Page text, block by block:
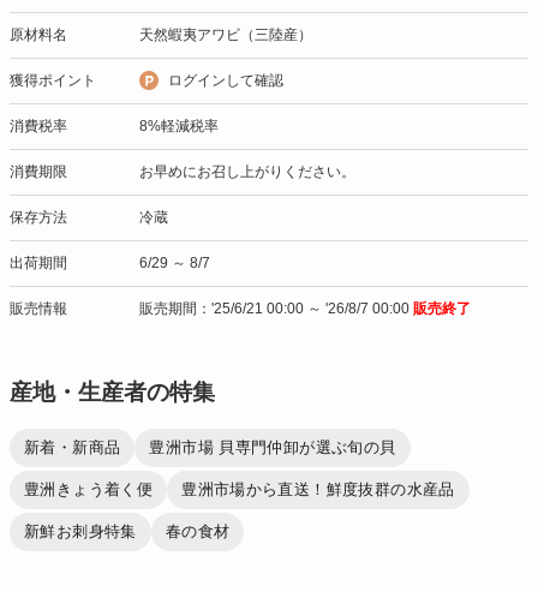
原材料名 天然蝦夷アワビ（三陸産）
獲得ポイント ログインして確認
消費税率 8%軽減税率
消費期限 お早めにお召し上がりください。
保存方法 冷蔵
出荷期間 6/29 ～ 8/7
販売情報 販売期間：'25/6/21 00:00 ～ '26/8/7 00:00 販売終了
産地・生産者の特集
新着・新商品 豊洲市場 貝専門仲卸が選ぶ旬の貝
豊洲きょう着く便 豊洲市場から直送！鮮度抜群の水産品
新鮮お刺身特集 春の食材